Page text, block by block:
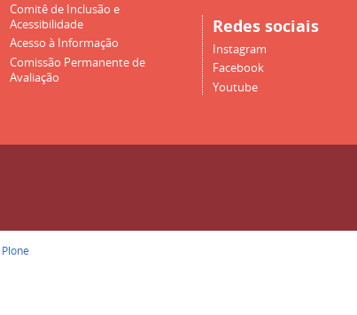
Comitê de Inclusão e
Acessibilidade
Acesso à Informação
Comissão Permanente de
Avaliação
Redes sociais
Instagram
Facebook
Youtube
Plone